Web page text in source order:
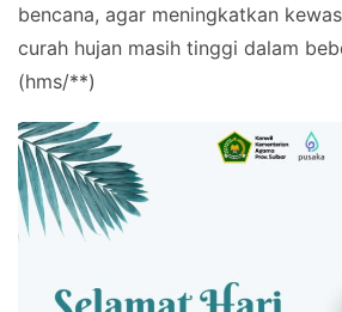
bencana, agar meningkatkan
curah hujan masih tinggi dalam
(hms/**)